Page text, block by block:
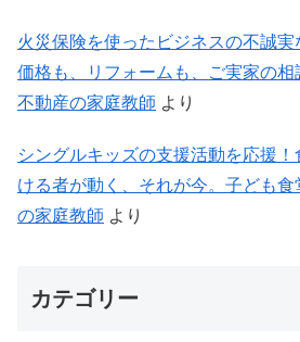
火災保険を使ったビジネスの不誠
価格も、リフォームも、ご実家の相
不動産の家庭教師 より
シングルキッズの支援活動を応援
ける者が動く、それが今。子ども
の家庭教師 より
カテゴリー